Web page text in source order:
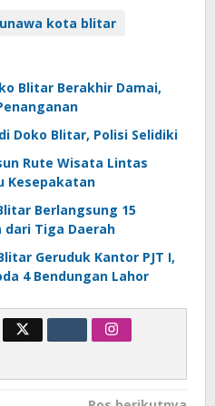
kota blitar
Blitar Berakhir Damai,
Doko Blitar, Polisi Selidiki
Rute Wisata Lintas
Kesepakatan
Berlangsung 15
dari Tiga Daerah
Geruduk Kantor PJT I,
4 Bendungan Lahor